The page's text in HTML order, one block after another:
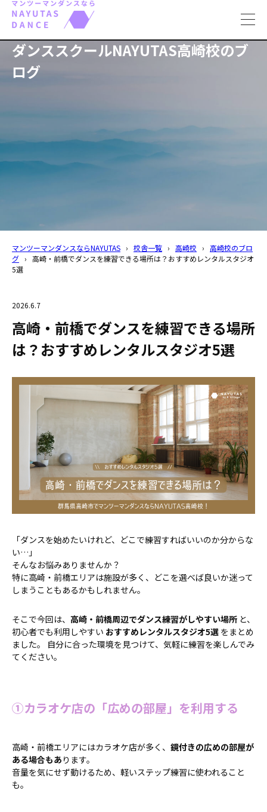
ダンススクールNAYUTAS高崎校のブ
ログ
マンツーマンダンスならNAYUTAS › 校舎一覧 › 高崎校 › 高崎校のブロ
グ › 高崎・前橋でダンスを練習できる場所は？おすすめレンタルスタジオ
5選
2026.6.7
高崎・前橋でダンスを練習できる場所
は？おすすめレンタルスタジオ5選
「ダンスを始めたいけれど、どこで練習すればいいのか分からな
い…」
そんなお悩みありませんか？
特に高崎・前橋エリアは施設が多く、どこを選べば良いか迷って
しまうこともあるかもしれません。
そこで今回は、 高崎・前橋周辺でダンス練習がしやすい場所 と、
初心者でも利用しやすい おすすめレンタルスタジオ5選 をまとめ
ました。 自分に合った環境を見つけて、気軽に練習を楽しんでみ
てください。
①カラオケ店の「広めの部屋」を利用する
高崎・前橋エリアにはカラオケ店が多く、 鏡付きの広めの部屋が
ある場合もあ ります。
音量を気にせず動けるため、軽いステップ練習に使われること
も。